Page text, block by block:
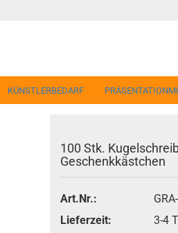
Konto erstellen
Passwort vergessen?
KÜNSTLERBEDARF
100 Stk.
Geschenkkästchen
Art.Nr.:
Lieferzeit:
3-4